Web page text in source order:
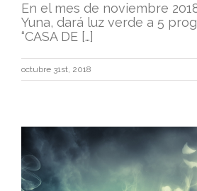
En el mes de noviembre
Yuna, dará luz verde a 5
“CASA DE […]
octubre 31st, 2018